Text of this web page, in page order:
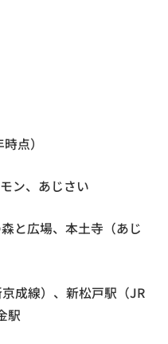
点）
ン、あじさい
と広場、本土寺（あじ
成線）、新松戸駅（JR
駅